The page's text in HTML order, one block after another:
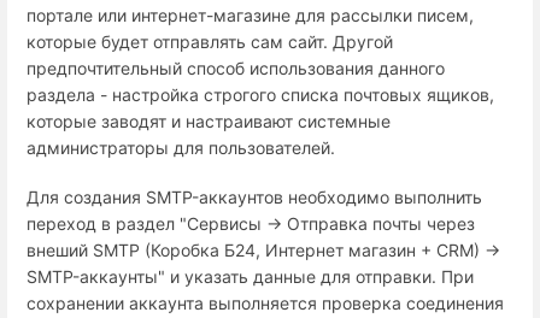
портале или интернет-магазине для рассылки писем,
которые будет отправлять сам сайт. Другой
предпочтительный способ использования данного
раздела - настройка строгого списка почтовых ящиков,
которые заводят и настраивают системные
администраторы для пользователей.
Для создания SMTP-аккаунтов необходимо выполнить
переход в раздел "Сервисы → Отправка почты через
внеший SMTP (Коробка Б24, Интернет магазин + СRM) →
SMTP-аккаунты" и указать данные для отправки. При
сохранении аккаунта выполняется проверка соединения